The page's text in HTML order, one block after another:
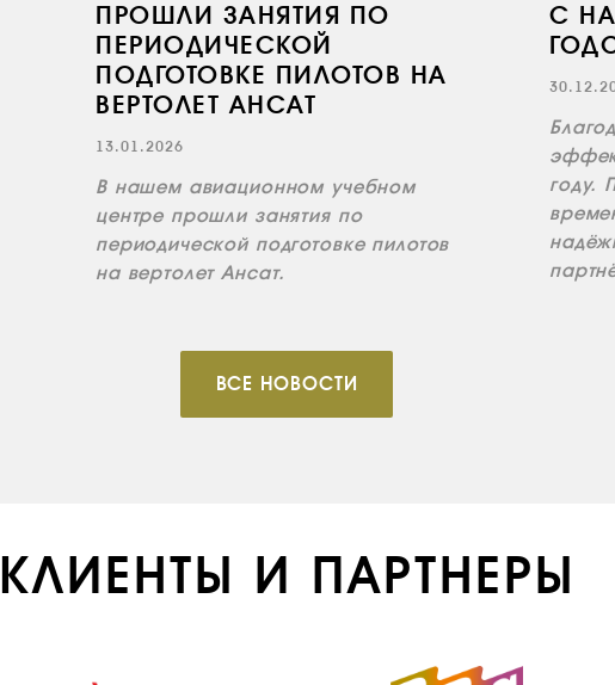
ПРОШЛИ ЗАНЯТИЯ ПО
ПЕРИОДИЧЕСКОЙ
ПОДГОТОВКЕ ПИЛОТОВ НА
ВЕРТОЛЕТ АНСАТ
13.01.2026
В нашем авиационном учебном
центре прошли занятия по
периодической подготовке пилотов
на вертолет Ансат.
С
году.
ВСЕ НОВОСТИ
КЛИЕНТЫ И ПАРТНЕРЫ